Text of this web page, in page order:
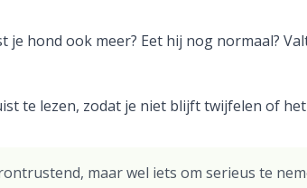
je hond ook meer? Eet hij nog normaal?
te lezen, zodat je niet blijft twijfelen of
maar wel iets om serieus te